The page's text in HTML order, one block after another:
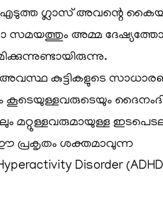
എടുത്ത ഗ്ലാസ് അവന്റെ
സമയത്തും അമ്മ
അവസ്ഥ കുട്ടികളുടെ
കൂടെയുള്ളവരുടെയും
മറ്റുള്ളവരുമായുള്ള
പ്രകൃതം ശക്തമാവുന്ന
Disorder